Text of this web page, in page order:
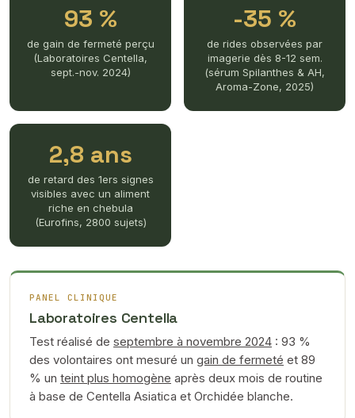
93 %
de gain de fermeté perçu
(Laboratoires Centella,
sept.-nov. 2024)
-35 %
de rides observées par
imagerie dès 8-12 sem.
(sérum Spilanthes & AH,
Aroma-Zone, 2025)
2,8 ans
de retard des 1ers signes
visibles avec un aliment
riche en chebula
(Eurofins, 2800 sujets)
PANEL CLINIQUE
Laboratoires Centella
Test réalisé de septembre à novembre 2024 : 93 %
des volontaires ont mesuré un gain de fermeté et 89
% un teint plus homogène après deux mois de routine
à base de Centella Asiatica et Orchidée blanche.